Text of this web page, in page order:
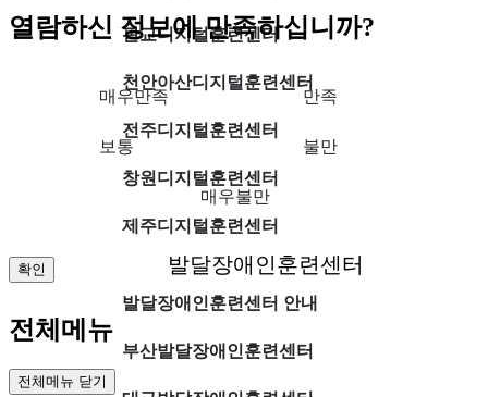
판교디지털훈련센터
천안아산디지털훈련센터
전주디지털훈련센터
창원디지털훈련센터
제주디지털훈련센터
발달장애인훈련센터
발달장애인훈련센터 안내
부산발달장애인훈련센터
열람하신 정보에 만족하십니까?
매우만족 만족
보통 불만
매우불만
확인
전체메뉴
전체메뉴 닫기